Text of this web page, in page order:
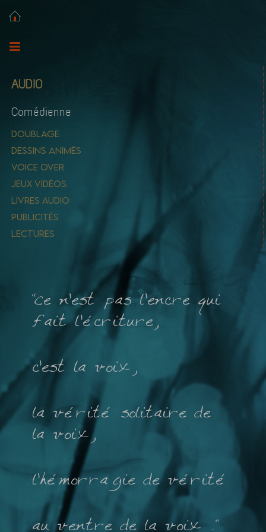
AUDIO
Comédienne
DOUBLAGE
DESSINS ANIMÉS
VOICE OVER
JEUX VIDÉOS
LIVRES AUDIO
PUBLICITÉS
LECTURES
“Ce n’est pas l’encre qui
fait l’écriture,
c’est la voix,
la vérité solitaire de
la voix,
l’hémorragie de vérité